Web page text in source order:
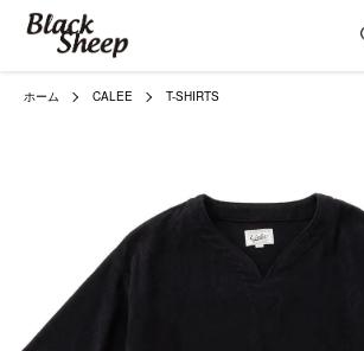
ホーム CALEE T-SHIRTS